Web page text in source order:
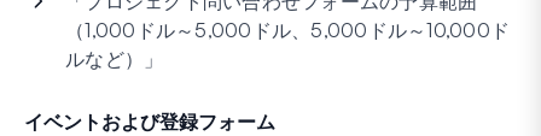
（1,000ドル～5,000ドル、5,000ドル～10,000ド
ルなど）」
イベントおよび登録フォーム